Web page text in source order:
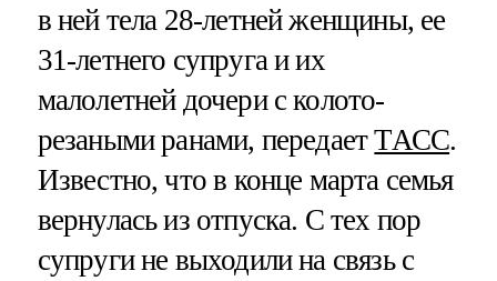
в ней тела 28-летней женщины, ее
31-летнего супруга и их
малолетней дочери с колото-
резаными ранами, передаетТАСС.
Известно, что в конце марта семья
вернулась из отпуска. С тех пор
супруги не выходили на связь с